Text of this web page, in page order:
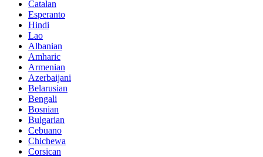
Catalan
Esperanto
Hindi
Lao
Albanian
Amharic
Armenian
Azerbaijani
Belarusian
Bengali
Bosnian
Bulgarian
Cebuano
Chichewa
Corsican